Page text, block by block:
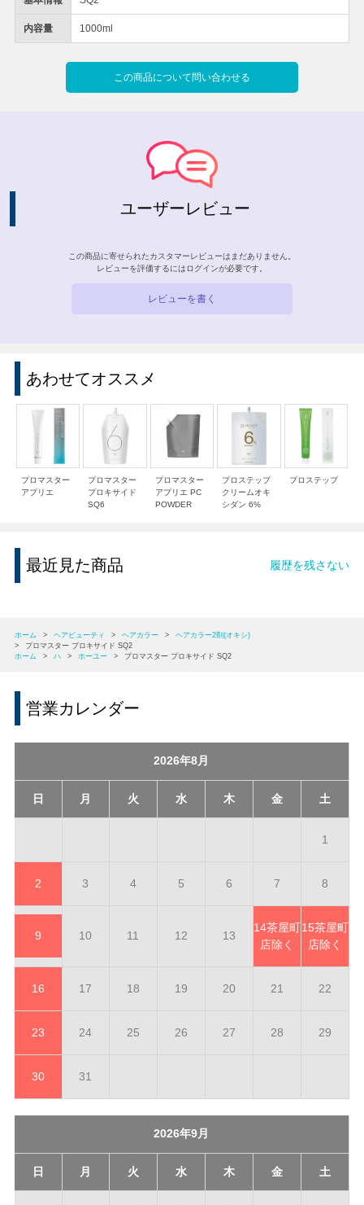
内容量 1000ml
この商品について問い合わせる
ユーザーレビュー
この商品に寄せられたカスタマーレビューはまだありません。
レビューを評価するには ログインが必要です。
レビューを書く
あわせてオススメ
プロマスター
アプリエ
プロマスター
プロキサイド
SQ6
プロマスター
アプリエ PC
POWDER
プロステップ
クリームオキ
シダン 6%
プロステップ
最近見た商品 履歴を残さない
ホーム > ヘアビューティ > ヘアカラー >
ヘアカラー2剤(オキシ)
>
プロマスター プロキサイド SQ2
ホーム
> ハ > ホーユー > プロマスター プロキサイド SQ2
営業カレンダー
2026年8月
日 月 火 水 木 金 土
1
2 3 4 5 6 7 8
9 10 11 12 13
14茶屋町
店除く
15茶屋町
店除く
16 17 18 19 20 21 22
23 24 25 26 27 28 29
30 31
2026年9月
日 月 火 水 木 金 土